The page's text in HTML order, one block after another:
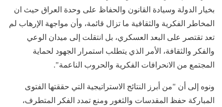
بخيار الدولة وسيادة القانون والحفاظ على وحدة العراق حيث ان
المخاطر الفكرية والثقافية ما تزال قائمة، وأن مواجهة الإرهاب لم
تعد تقتصر على البعد العسكري، بل انتقلت إلى ميدان الوعي
والفكر والثقافة، الأمر الذي يتطلب استمرار الجهود لحماية
المجتمع من الانحرافات الفكرية والحروب الناعمة".
ونوه إلى أن "من أبرز النتائج الاستراتيجية التي حققتها الفتوى
المباركة حفظ المقدسات والثغور ومنع تمدد الفكر المتطرف،